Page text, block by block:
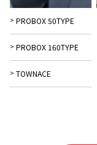
PROBOX 50TYPE
PROBOX 160TYPE
TOWNACE